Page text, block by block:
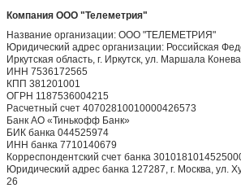
Компания ООО "Телеметрия"
Название организации: ООО "ТЕЛЕМЕТРИЯ"
Юридический адрес организации: Российская
Иркутская область, г. Иркутск, ул. Маршала
ИНН 7536172565
КПП 381201001
ОГРН 1187536004215
Расчетный счет 40702810010000426573
Банк АО «Тинькофф Банк»
БИК банка 044525974
ИНН банка 7710140679
Корреспондентский счет банка
Юридический адрес банка 127287, г. Москва, ул.
26